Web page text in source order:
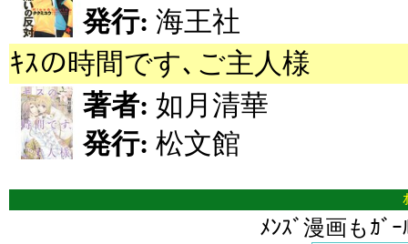
発行: 海王社
ｷｽの時間です､ご主人様
著者: 如月清華
発行: 松文館
ﾒﾝｽﾞ漫画もｶﾞ